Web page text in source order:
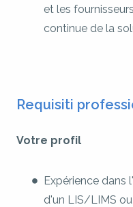
et les
continue de la
Requisiti
Votre profil
Expérience dans
d'un LIS/LIMS